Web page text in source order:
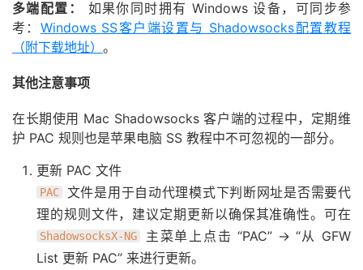
多端配置：
如果你同时拥有 Windows 设备，可同步参
考： Windows SS客户端设置与 Shadowsocks配置教程
（附下载地址） 。
其他注意事项
在长期使用 Mac Shadowsocks 客户端的过程中，定期维
护 PAC 规则也是苹果电脑 SS 教程中不可忽视的一部分。
更新 PAC 文件
PAC
文件是用于自动代理模式下判断网址是否需要代
理的规则文件，建议定期更新以确保其准确性。可在
ShadowsocksX-NG
主菜单上点击 “PAC” -> “从 GFW
List 更新 PAC” 来进行更新。